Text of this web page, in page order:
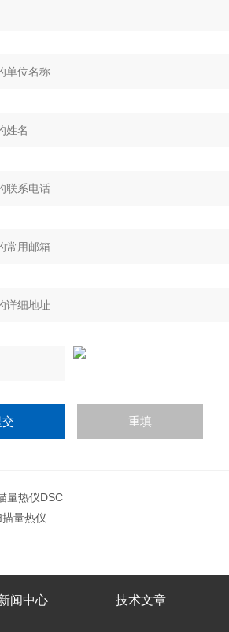
量热仪DSC
量热仪
闻中心 技术文章